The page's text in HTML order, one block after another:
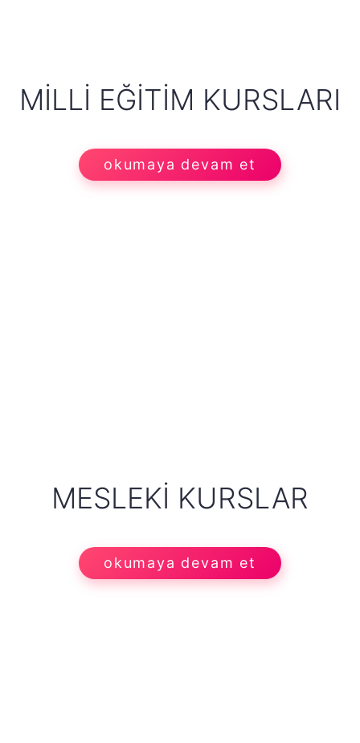
MILLI EĞITIM KURSLARI
okumaya devam et
MESLEKI KURSLAR
okumaya devam et